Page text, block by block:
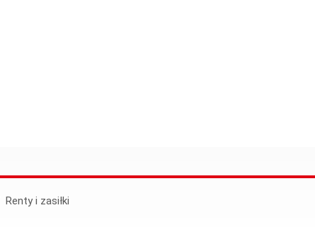
Renty i zasiłki